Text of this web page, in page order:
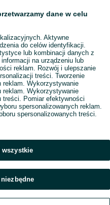
dane w celu
Aktywne
do celów identyfikacji.
lub kombinacji danych z
na urządzeniu lub
reklam. Rozwój i ulepszanie
treści. Tworzenie
reklam. Wykorzystywanie
reklam. Wykorzystywanie
treści. Pomiar efektywności
spersonalizowanych reklam.
spersonalizowanych treści.
wszystkie